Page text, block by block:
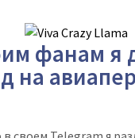
фанам я
на